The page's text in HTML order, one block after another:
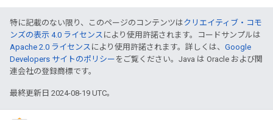
特に記載のない限り、このページのコンテンツはクリエイティブ・コモ
ンズの表示 4.0 ライセンス により使用許諾されます。コードサンプルは
Apache 2.0 ライセンス により使用許諾されます。詳しくは、 Google
Developers サイトのポリシー をご覧ください。Java は Oracle および関
連会社の登録商標です。
最終更新日 2024-08-19 UTC。